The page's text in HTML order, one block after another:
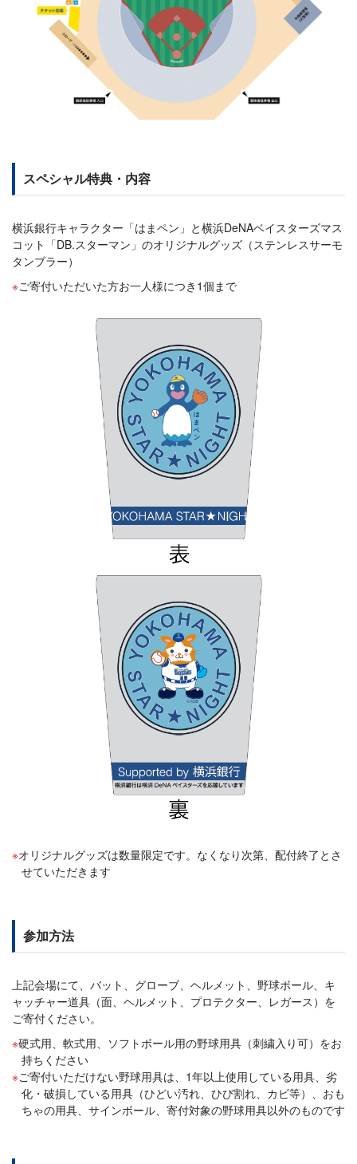
スペシャル特典・内容
横浜銀行キャラクター「はまペン」と横浜DeNAベイスターズマス
コット「DB.スターマン」のオリジナルグッズ（ステンレスサーモ
タンブラー）
ご寄付いただいた方お一人様につき1個まで
オリジナルグッズは数量限定です。なくなり次第、配付終了とさ
せていただきます
参加方法
上記会場にて、バット、グローブ、ヘルメット、野球ボール、キ
ャッチャー道具（面、ヘルメット、プロテクター、レガース）を
ご寄付ください。
硬式用、軟式用、ソフトボール用の野球用具（刺繍入り可）をお
持ちください
ご寄付いただけない野球用具は、1年以上使用している用具、劣
化・破損している用具（ひどい汚れ、ひび割れ、カビ等）、おも
ちゃの用具、サインボール、寄付対象の野球用具以外のものです